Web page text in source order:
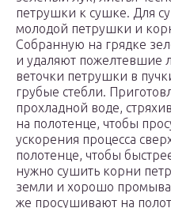
петрушки к сушке. Для
молодой петрушки и
Собранную на грядке
и удаляют пожелтевшие
веточки петрушки в
грубые стебли.
прохладной воде,
на полотенце, чтобы
ускорения процесса
полотенце, чтобы
нужно сушить корни
земли и хорошо
же просушивают на